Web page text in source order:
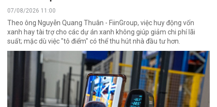
07/08/2026 11:00
Theo ông Nguyễn Quang Thuân - FiinGroup, việc huy động vốn
xanh hay tài trợ cho các dự án xanh không giúp giảm chi phí lãi
suất; mặc dù việc "tô điểm" có thể thu hút nhà đầu tư hơn.